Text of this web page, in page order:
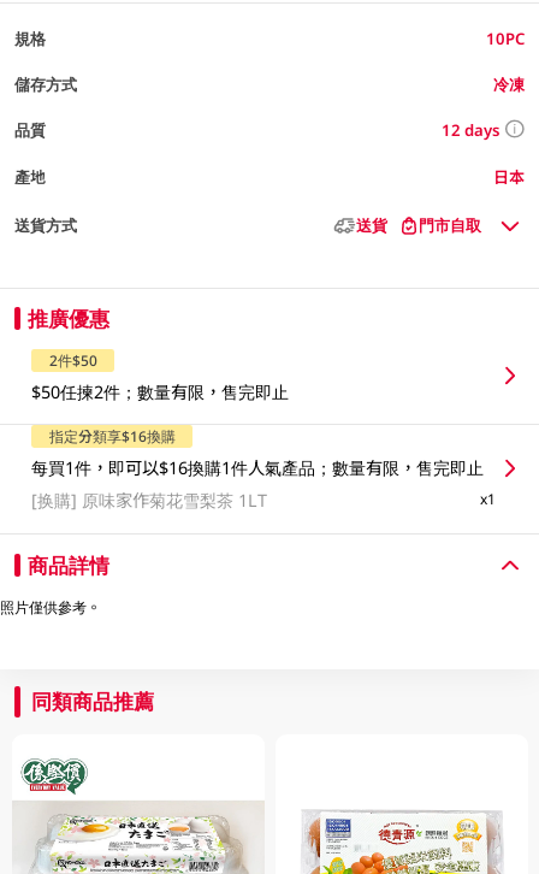
規格 10PC
儲存方式 冷凍
品質 12 days
產地 日本
送貨方式 送貨 門市自取
推廣優惠
2件$50
$50任揀2件；數量有限，售完即止
指定分類享$16換購
每買1件，即可以$16換購1件人氣產品；數量有限，售完即止
[换購] 原味家作菊花雪梨茶 1LT x1
商品詳情
照片僅供參考。
同類商品推薦